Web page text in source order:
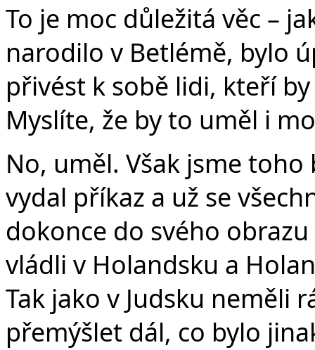
To je moc důležitá věc –
narodilo v Betlémě, bylo
přivést k sobě lidi, kteří
Myslíte, že by to uměl i
No, uměl. Však jsme
vydal příkaz a už se
dokonce do svého
vládli v Holandsku a
Tak jako v Judsku neměli
přemýšlet dál, co bylo